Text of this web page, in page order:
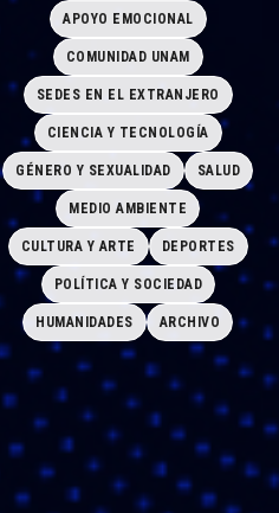
APOYO EMOCIONAL
COMUNIDAD UNAM
SEDES EN EL EXTRANJERO
CIENCIA Y TECNOLOGÍA
GÉNERO Y SEXUALIDAD SALUD
MEDIO AMBIENTE
CULTURA Y ARTE DEPORTES
POLÍTICA Y SOCIEDAD
HUMANIDADES ARCHIVO